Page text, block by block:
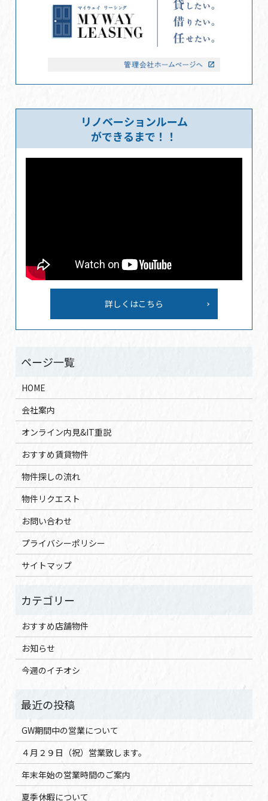
リノベーションルーム
ができるまで！！
詳しくはこちら
HOME
会社案内
オンライン内見&IT重説
おすすめ賃貸物件
物件探しの流れ
物件リクエスト
お問い合わせ
プライバシーポリシー
サイトマップ
おすすめ店舗物件
お知らせ
今週のイチオシ
GW期間中の営業について
４月２９日（祝）営業致します。
年末年始の営業時間のご案内
夏季休暇について